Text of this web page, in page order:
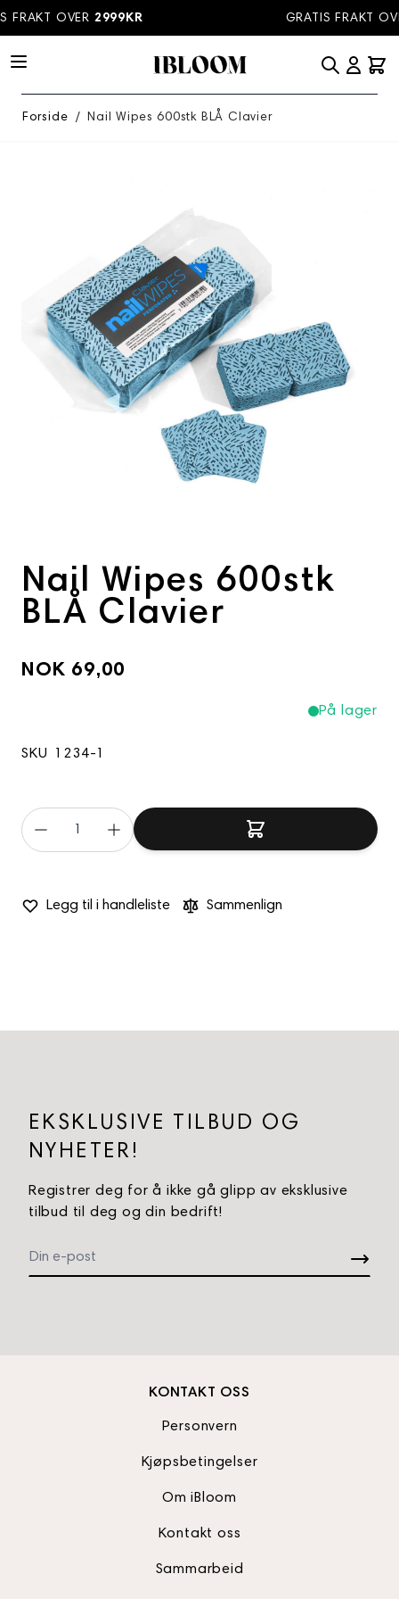
Hopp til innhold
FRAKT OVER2999KR GRATIS FRAKT
Forside / Nail Wipes 600stk BLÅ Clavier
Nail Wipes 600stk
BLÅ Clavier
NOK 69,00
På lager
SKU 1234-1
Legg til i handleliste Sammenlign
KONTAKT OSS
Personvern
Kjøpsbetingelser
Om iBloom
Kontakt oss
Sammarbeid
EKSKLUSIVE TILBUD OG
NYHETER!
Registrer deg for å ikke gå glipp av eksklusive
tilbud til deg og din bedrift!